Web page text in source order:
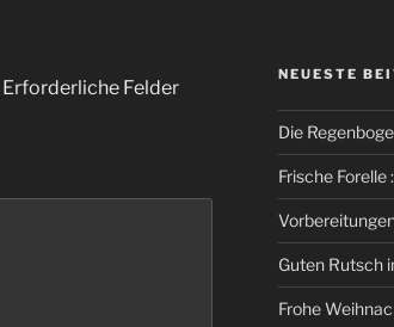
Erforderliche Felder
NEUESTE
Die
Frische Forelle
Guten Rutsch
Frohe